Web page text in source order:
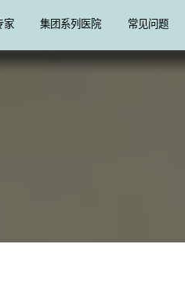
家 集团系列医院 常见问题